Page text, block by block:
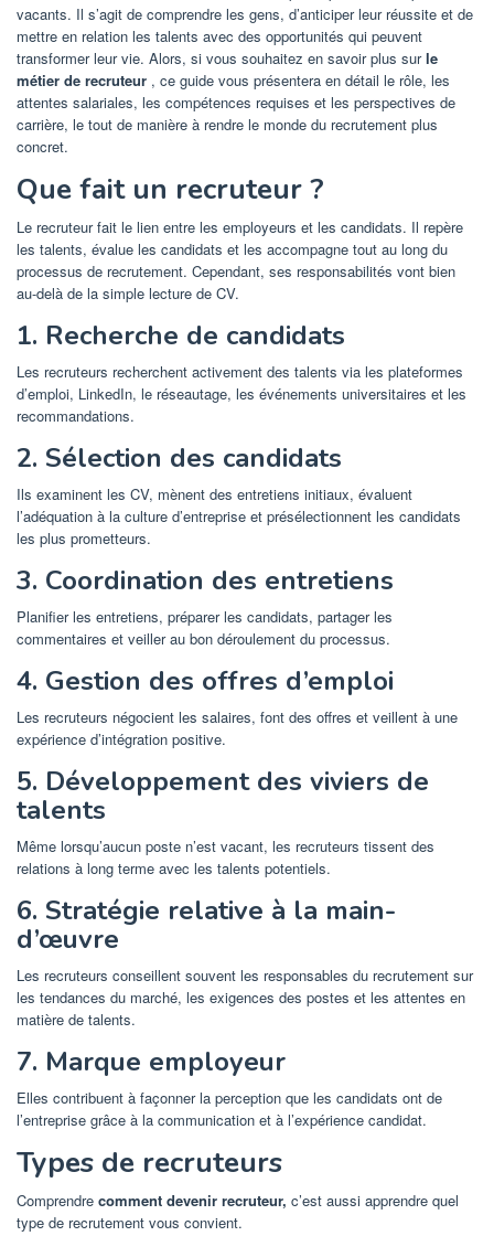
vacants. Il s’agit de comprendre les gens, d’anticiper leur réussite et de
mettre en relation les talents avec des opportunités qui peuvent
transformer leur vie. Alors, si vous souhaitez en savoir plus surle
métier de recruteur , ce guide vous présentera en détail le rôle, les
attentes salariales, les compétences requises et les perspectives de
carrière, le tout de manière à rendre le monde du recrutement plus
concret.
Que fait un recruteur ?
Le recruteur fait le lien entre les employeurs et les candidats. Il repère
les talents, évalue les candidats et les accompagne tout au long du
processus de recrutement. Cependant, ses responsabilités vont bien
au-delà de la simple lecture de CV.
1. Recherche de candidats
Les recruteurs recherchent activement des talents via les plateformes
d’emploi, LinkedIn, le réseautage, les événements universitaires et les
recommandations.
2. Sélection des candidats
Ils examinent les CV, mènent des entretiens initiaux, évaluent
l’adéquation à la culture d’entreprise et présélectionnent les candidats
les plus prometteurs.
3. Coordination des entretiens
Planifier les entretiens, préparer les candidats, partager les
commentaires et veiller au bon déroulement du processus.
4. Gestion des offres d’emploi
Les recruteurs négocient les salaires, font des offres et veillent à une
expérience d’intégration positive.
5. Développement des viviers de
talents
Même lorsqu’aucun poste n’est vacant, les recruteurs tissent des
relations à long terme avec les talents potentiels.
6. Stratégie relative à la main-
d’œuvre
Les recruteurs conseillent souvent les responsables du recrutement sur
les tendances du marché, les exigences des postes et les attentes en
matière de talents.
7. Marque employeur
Elles contribuent à façonner la perception que les candidats ont de
l’entreprise grâce à la communication et à l’expérience candidat.
Types de recruteurs
Comprendre comment devenir recruteur, c’est aussi apprendre quel
type de recrutement vous convient.